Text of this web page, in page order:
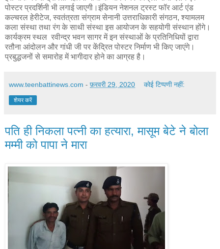
पोस्टर प्रदर्शिनी भी लगाई जाएगी।इंडियन नेशनल ट्रस्ट फॉर आर्ट एंड
कल्चरल हेरीटेज, स्वतंत्रता संग्राम सेनानी उत्तराधिकारी संगठन, श्यामलम
कला संस्था तथा रंग के साथी संस्था इस आयोजन के सहयोगी संस्थान होंगे।
कार्यक्रम स्थल रवीन्द्र भवन सागर में इन संस्थाओं के प्रतिनिधियों द्वारा
रतौना आंदोलन और गांधी जी पर केंद्रित पोस्टर निर्माण भी किए जाएंगे।
प्रबुद्धजनों से समारोह में भागीदार होने का आग्रह है।
www.teenbattinews.com - फ़रवरी 29, 2020 कोई टिप्पणी नहीं:
शेयर करें
पति ही निकला पत्नी का हत्यारा, मासूम बेटे ने बोला
मम्मी को पापा ने मारा